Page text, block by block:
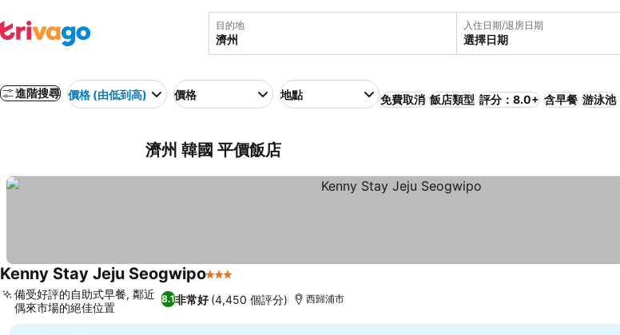
目的地 入住日期/退房日期
選擇日期
進階搜尋 價格 (由低到高) 價格 地點 免費取消 飯店類型 評分：8.0+ 含早餐 游泳池
濟州 韓國 平價飯店
Kenny Stay Jeju Seogwipo3 星級
8.1非常好 (4,450 個評分)
備受好評的自助式早餐, 鄰近
偶來市場的絕佳位置
西歸浦市